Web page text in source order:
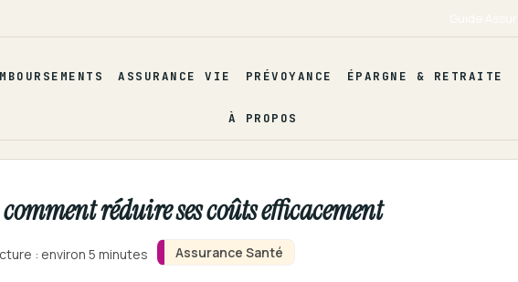
ASSURANCE VIE PRÉVOYANCE ÉPARGNE & RETRAITE
À PROPOS
Assurance Santé
réduire ses coûts efficacement
: environ 5 minutes